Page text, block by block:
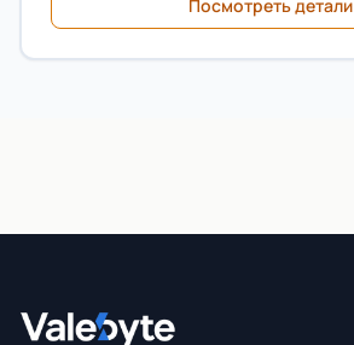
Посмотреть детали